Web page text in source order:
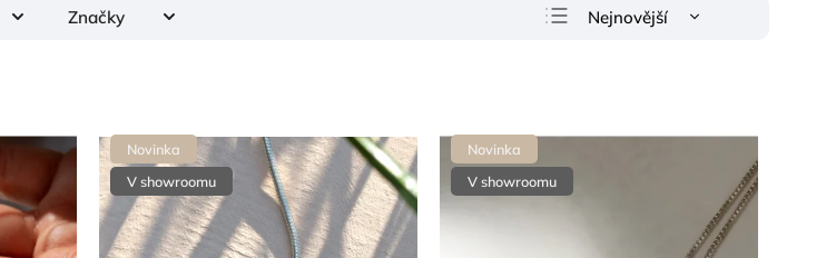
Značky
Nejnovější
Novinka
V showroomu
Novinka
V showroomu